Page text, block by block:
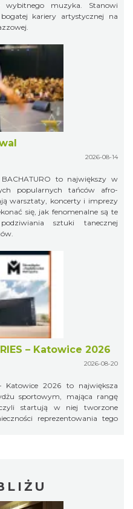
wybitnego muzyka. Stanowi
kariery artystycznej na
2026-08-14
to największy w
popularnych tańców afro-
warsztaty, koncerty i imprezy
się, jak fenomenalne są te
sztuki tanecznej
– Katowice 2026
2026-08-20
Katowice 2026 to największa
sportowym, mająca rangę
startują w niej tworzone
reprezentowania tego